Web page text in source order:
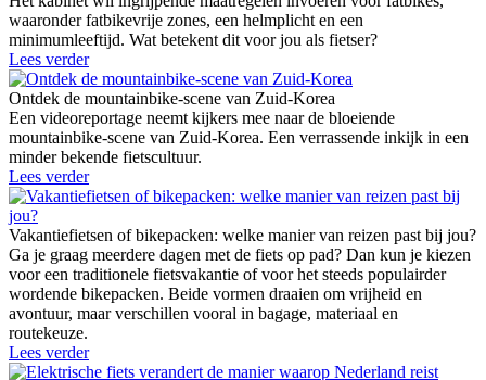
waaronder fatbikevrije zones, een helmplicht en een
minimumleeftijd. Wat betekent dit voor jou als fietser?
Lees verder
Ontdek de mountainbike-scene van Zuid-Korea
Een videoreportage neemt kijkers mee naar de bloeiende
mountainbike-scene van Zuid-Korea. Een verrassende inkijk in een
minder bekende fietscultuur.
Lees verder
Vakantiefietsen of bikepacken: welke manier van reizen past bij jou?
Ga je graag meerdere dagen met de fiets op pad? Dan kun je kiezen
voor een traditionele fietsvakantie of voor het steeds populairder
wordende bikepacken. Beide vormen draaien om vrijheid en
avontuur, maar verschillen vooral in bagage, materiaal en
routekeuze.
Lees verder